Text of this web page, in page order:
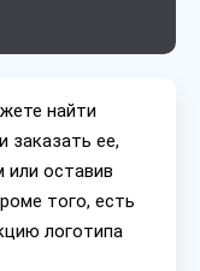
найти
заказать ее,
оставив
того, есть
логотипа